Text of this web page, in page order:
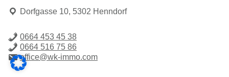
Dorfgasse 10, 5302 Henndorf
0664 453 45 38
0664 516 75 86
office@wk-immo.com